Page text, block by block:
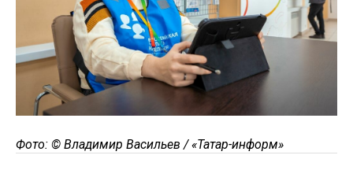
Фото: © Владимир Васильев / «Татар-информ»